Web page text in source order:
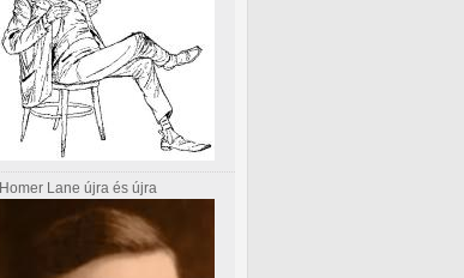
Homer Lane újra és újra